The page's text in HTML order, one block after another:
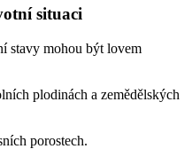
situaci
stavy mohou být lovem
plodinách a zemědělských
porostech.